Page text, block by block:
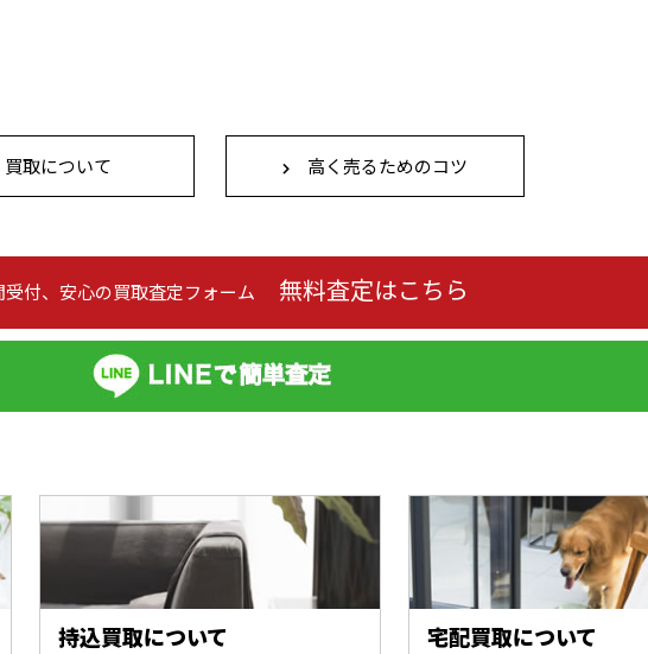
取について 高く売るためのコツ
受付、安心の買取査定フォーム 無料査定はこちら
持込買取について 宅配買取について